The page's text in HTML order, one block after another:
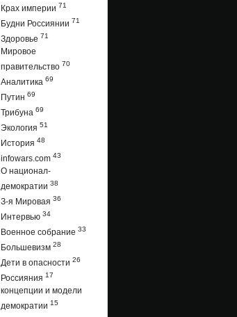
Крах империи 71
Будни Россиянии 71
Здоровье 71
Мировое
правительство 70
Аналитика 69
Путин 69
Трибуна 69
Экология 51
История 48
infowars.com 43
О национал-
демократии 38
З-я Мировая 36
Интервью 34
Военное собрание 33
Большевизм 28
Дети в опасности 26
Россияния 17
концепции и модели
демократии 15